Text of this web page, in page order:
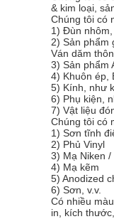
& kim loại,
Chúng tôi có
1) Đùn nhôm,
2) Sản phẩm
Ván dăm
3) Sản phẩm
4) Khuôn ép,
5) Kính, như
6) Phụ kiện,
7) Vật liệu
Chúng tôi có
1) Sơn tĩnh
2) Phủ Vinyl
3) Mạ Niken /
4) Mạ kẽm
5) Anodized
6) Sơn, v.v.
Có nhiều
in, kích